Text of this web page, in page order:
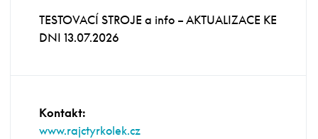
TESTOVACÍ STROJE a info – AKTUALIZACE KE
DNI 13.07.2026
Kontakt:
www.rajctyrkolek.cz